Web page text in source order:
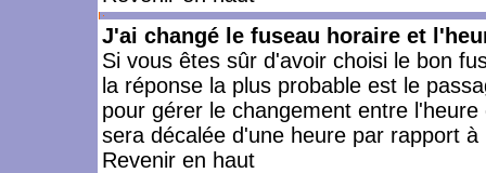
J'ai changé le fuseau horaire et
Si vous êtes sûr d'avoir choisi le bon
la réponse la plus probable est le
pour gérer le changement entre
sera décalée d'une heure par rapport à
Revenir en haut